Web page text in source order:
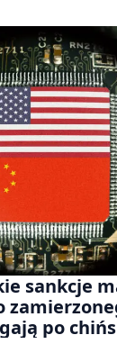
sankcje
po